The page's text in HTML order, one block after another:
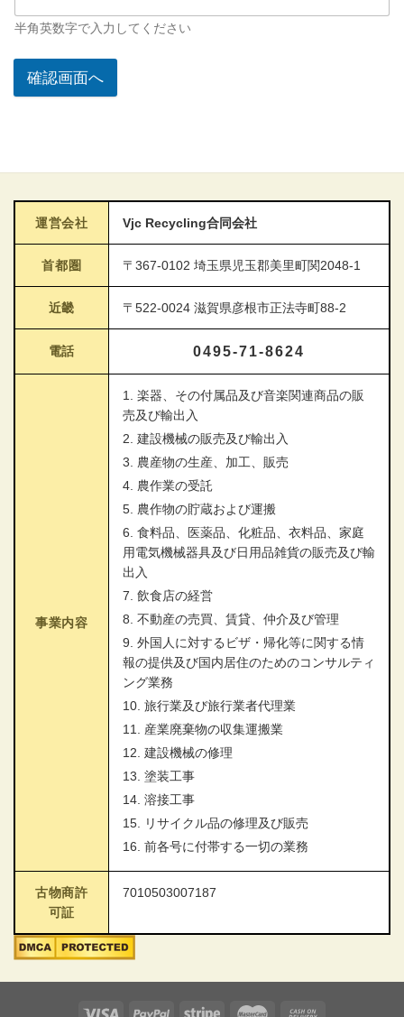
半角英数字で入力してください
確認画面へ
運営会社 Vjc Recycling合同会社
首都圏 〒367-0102 埼玉県児玉郡美里町関2048-1
近畿 〒522-0024 滋賀県彦根市正法寺町88-2
電話 0495-71-8624
事業内容
1. 楽器、その付属品及び音楽関連商品の販
売及び輸出入
2. 建設機械の販売及び輸出入
3. 農産物の生産、加工、販売
4. 農作業の受託
5. 農作物の貯蔵および運搬
6. 食料品、医薬品、化粧品、衣料品、家庭
用電気機械器具及び日用品雑貨の販売及び輸
出入
7. 飲食店の経営
8. 不動産の売買、賃貸、仲介及び管理
9. 外国人に対するビザ・帰化等に関する情
報の提供及び国内居住のためのコンサルティ
ング業務
10. 旅行業及び旅行業者代理業
11. 産業廃棄物の収集運搬業
12. 建設機械の修理
13. 塗装工事
14. 溶接工事
15. リサイクル品の修理及び販売
16. 前各号に付帯する一切の業務
古物商許
可証
7010503007187